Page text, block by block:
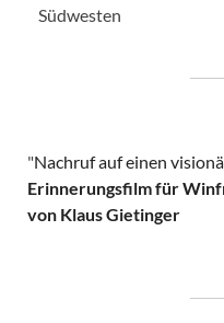
Südwesten
"Nachruf auf einen
Erinnerungsfilm für
von Klaus Gietinger